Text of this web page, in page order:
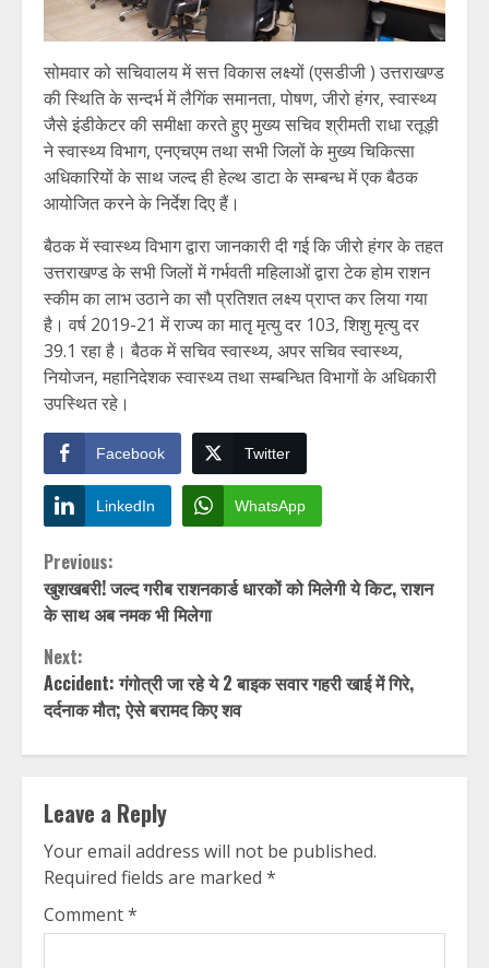
सोमवार को सचिवालय में सत्त विकास लक्ष्यों (एसडीजी ) उत्तराखण्ड
की स्थिति के सन्दर्भ में लैगिंक समानता, पोषण, जीरो हंगर, स्वास्थ्य
जैसे इंडीकेटर की समीक्षा करते हुए मुख्य सचिव श्रीमती राधा रतूड़ी
ने स्वास्थ्य विभाग, एनएचएम तथा सभी जिलों के मुख्य चिकित्सा
अधिकारियों के साथ जल्द ही हेल्थ डाटा के सम्बन्ध में एक बैठक
आयोजित करने के निर्देश दिए हैं।
बैठक में स्वास्थ्य विभाग द्वारा जानकारी दी गई कि जीरो हंगर के तहत
उत्तराखण्ड के सभी जिलों में गर्भवती महिलाओं द्वारा टेक होम राशन
स्कीम का लाभ उठाने का सौ प्रतिशत लक्ष्य प्राप्त कर लिया गया
है। वर्ष 2019-21 में राज्य का मातृ मृत्यु दर 103, शिशु मृत्यु दर
39.1 रहा है। बैठक में सचिव स्वास्थ्य, अपर सचिव स्वास्थ्य,
नियोजन, महानिदेशक स्वास्थ्य तथा सम्बन्धित विभागों के अधिकारी
उपस्थित रहे।
Facebook Twitter
LinkedIn WhatsApp
Continue
Reading
Previous:
खुशखबरी! जल्द गरीब राशनकार्ड धारकों को मिलेगी ये किट, राशन
के साथ अब नमक भी मिलेगा
Next:
Accident: गंगोत्री जा रहे ये 2 बाइक सवार गहरी खाई में गिरे,
दर्दनाक मौत; ऐसे बरामद किए शव
Leave a Reply
Your email address will not be published.
Required fields are marked *
Comment*